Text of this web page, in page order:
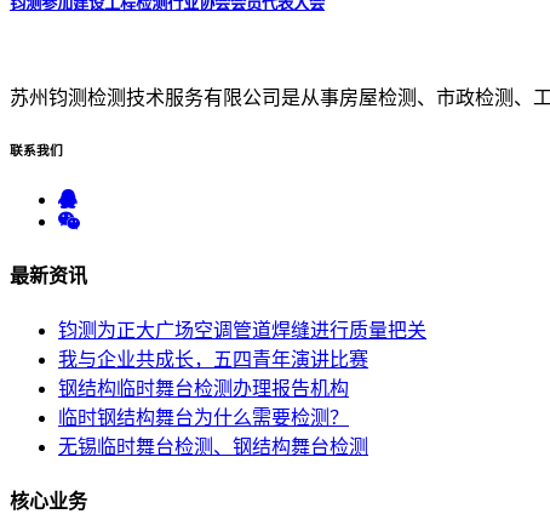
苏州钧测检测技术服务有限公司是从事房屋检测、市政检测、
联系我们
最新资讯
钧测为正大广场空调管道焊缝进行质量把关
我与企业共成长，五四青年演讲比赛
钢结构临时舞台检测办理报告机构
临时钢结构舞台为什么需要检测？
无锡临时舞台检测、钢结构舞台检测
核心业务